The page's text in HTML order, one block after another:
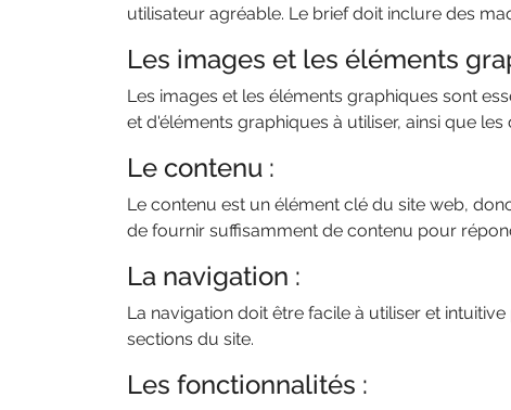
utilisateur agréable. Le brief doit inclure des
Les images et les éléments
Les images et les éléments graphiques sont
et d'éléments graphiques à utiliser, ainsi que
Le contenu :
Le contenu est un élément clé du site web,
de fournir suffisamment de contenu pour
La navigation :
La navigation doit être facile à utiliser et
sections du site.
Les fonctionnalités :